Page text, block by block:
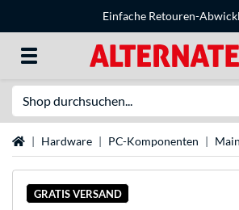
Einfache Retouren-
StartseiteHardware PC-Komponenten
GRATIS VERSAND